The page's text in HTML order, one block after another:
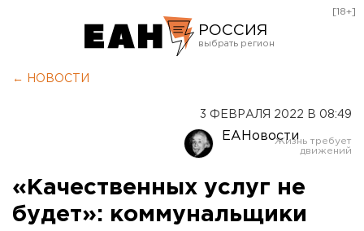
РОССИЯ
Оренбург
[18+]
← НОВОСТИ
3 ФЕВРАЛЯ 2022 В 08:49
ЕАНовости
«Качественных услуг не
будет»: коммунальщики